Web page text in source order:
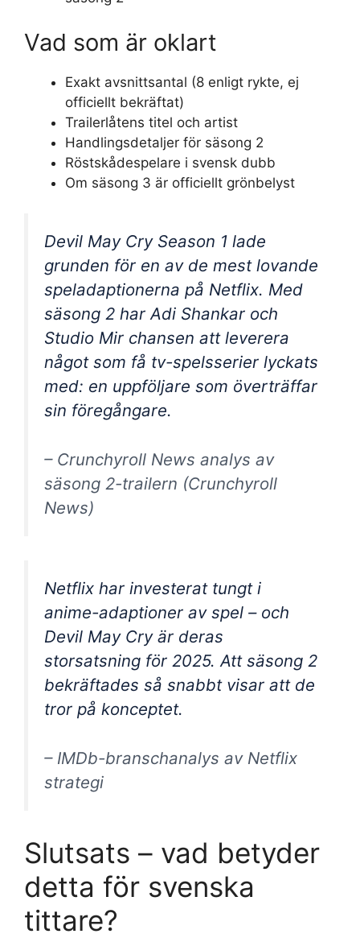
Vad som är oklart
Exakt avsnittsantal (8 enligt rykte, ej
officiellt bekräftat)
Trailerlåtens titel och artist
Handlingsdetaljer för säsong 2
Röstskådespelare i svensk dubb
Om säsong 3 är officiellt grönbelyst
Devil May Cry Season 1 lade
grunden för en av de mest lovande
speladaptionerna på Netflix. Med
säsong 2 har Adi Shankar och
Studio Mir chansen att leverera
något som få tv-spelsserier lyckats
med: en uppföljare som överträffar
sin föregångare.
– Crunchyroll News analys av
säsong 2-trailern (Crunchyroll
News)
Netflix har investerat tungt i
anime-adaptioner av spel – och
Devil May Cry är deras
storsatsning för 2025. Att säsong 2
bekräftades så snabbt visar att de
tror på konceptet.
– IMDb-branschanalys av Netflix
strategi
Slutsats – vad betyder
detta för svenska
tittare?